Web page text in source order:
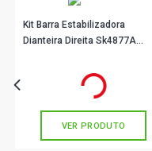
Kit Barra Estabilizadora
Dianteira Direita Sk4877A
em até 1x de
VER PRODUTO